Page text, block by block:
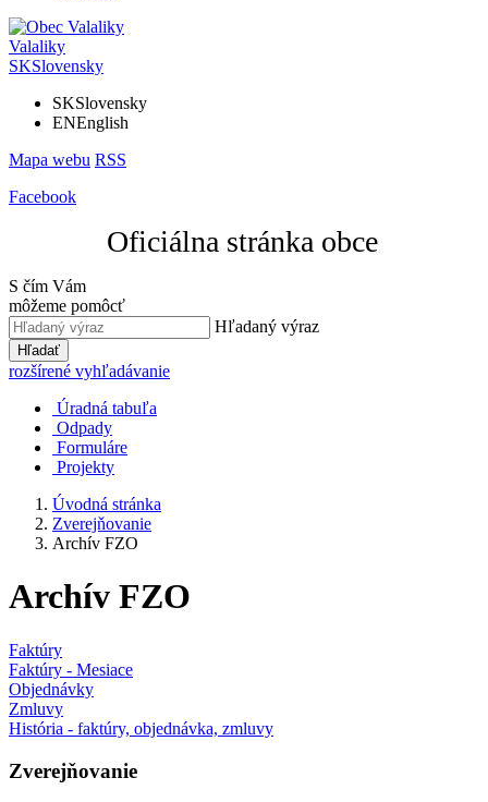
Valaliky
SKSlovensky
SKSlovensky
ENEnglish
Mapa webu RSS
Facebook
Oficiálna stránka obce
S čím Vám
môžeme pomôcť
Hľadaný výraz
Hľadať
rozšírené vyhľadávanie
Úradná tabuľa
Odpady
Formuláre
Projekty
Úvodná stránka
Zverejňovanie
Archív FZO
Archív FZO
Faktúry
Faktúry - Mesiace
Objednávky
Zmluvy
História - faktúry, objednávka, zmluvy
Zverejňovanie